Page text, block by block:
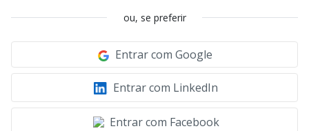
ou, se preferir
Entrar com Google
Entrar com LinkedIn
Entrar com Facebook